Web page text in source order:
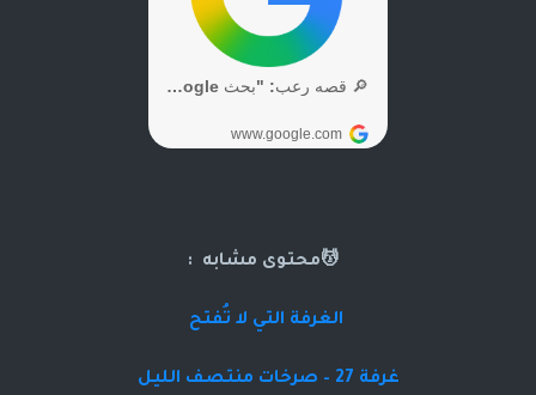
💆محتوى مشابه :
الغرفة التي لا تُفتح
غرفة 27 – صرخات منتصف الليل